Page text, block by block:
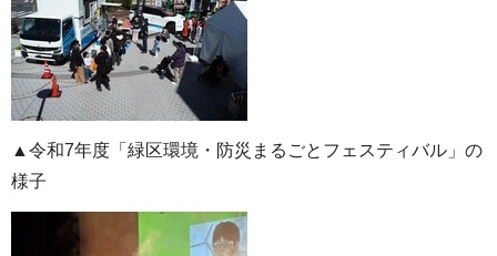
▲令和7年度「緑区環境・防災まるごとフェスティバル」の
様子